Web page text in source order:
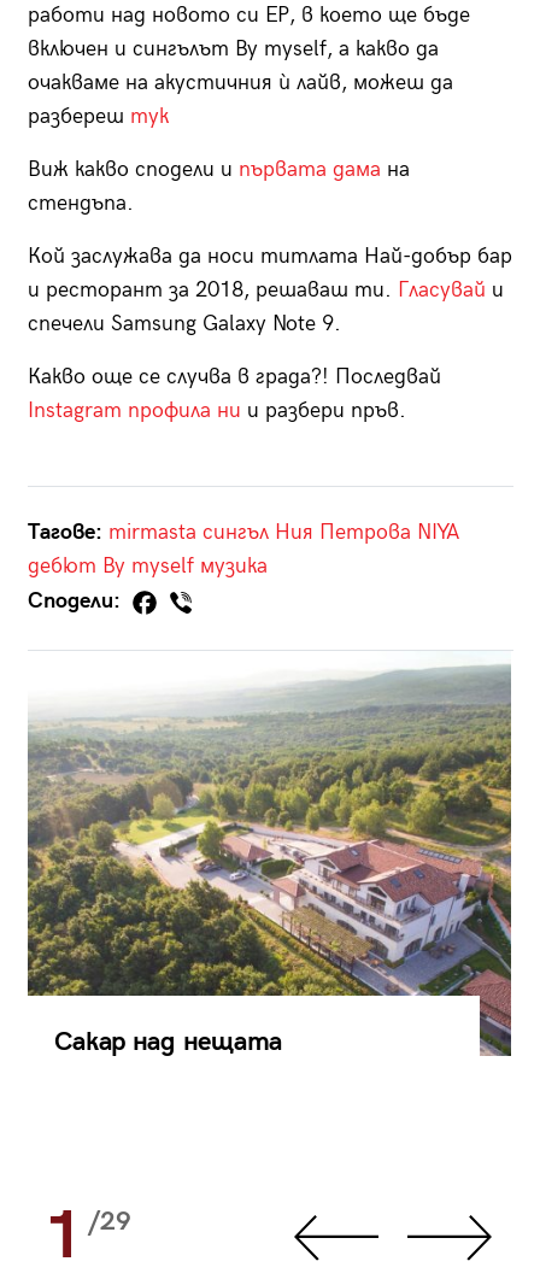
работи над новото си EP, в което ще бъде
включен и сингълът By myself, а какво да
очакваме на акустичния ѝ лайв, можеш да
разбереш тук
Виж какво сподели и първата дама на
стендъпа.
Кой заслужава да носи титлата Най-добър бар
и ресторант за 2018, решаваш ти. Гласувай и
спечели Samsung Galaxy Note 9.
Какво още се случва в града?! Последвай
Instagram профила ни и разбери пръв.
Тагове: mirmasta сингъл Ния Петрова NIYA
дебют By myself музика
Сподели:
Сакар над нещата
1 /29